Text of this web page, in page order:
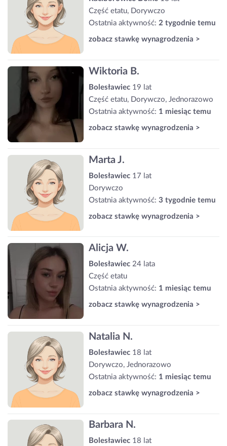
Część etatu, Dorywczo
Ostatnia aktywność: 2 tygodnie temu
zobacz stawkę wynagrodzenia >
Wiktoria B.
Bolesławiec 19 lat
Część etatu, Dorywczo, Jednorazowo
Ostatnia aktywność: 1 miesiąc temu
zobacz stawkę wynagrodzenia >
Marta J.
Bolesławiec 17 lat
Dorywczo
Ostatnia aktywność: 3 tygodnie temu
zobacz stawkę wynagrodzenia >
Alicja W.
Bolesławiec 24 lata
Część etatu
Ostatnia aktywność: 1 miesiąc temu
zobacz stawkę wynagrodzenia >
Natalia N.
Bolesławiec 18 lat
Dorywczo, Jednorazowo
Ostatnia aktywność: 1 miesiąc temu
zobacz stawkę wynagrodzenia >
Barbara N.
Bolesławiec 18 lat